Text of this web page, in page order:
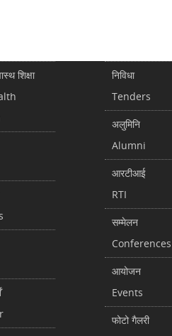
शिक्षा
निविधा
Tenders
अलुमिनि
Alumni
आरटीआई
RTI
सम्मेलन
Conferences
आयोजन
Events
फोटो गैलरी